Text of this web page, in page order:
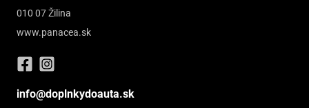
010 07 Žilina
www.panacea.sk
info@doplnkydoauta.sk